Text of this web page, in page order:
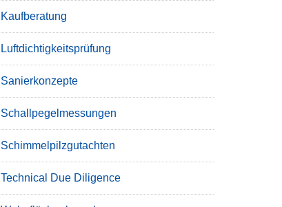
Kaufberatung
Luftdichtigkeitsprüfung
Sanierkonzepte
Schallpegelmessungen
Schimmelpilzgutachten
Technical Due Diligence